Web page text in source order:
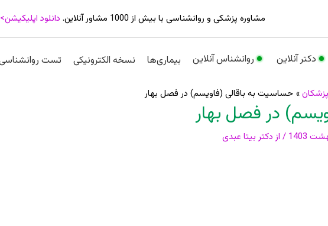
مشاوره پزشکی و روانشناسی با بیش از 1000 مشاور آنلاین. دانلود اپلیکیشن>
دکتر آنلاین روانشناس آنلاین بیماری‌ها نسخه الکترونیکی تست
حساسیت به باقالی (فاویسم) در فصل بهار
در فصل بهار
/ از دکتر بیتا عبدی